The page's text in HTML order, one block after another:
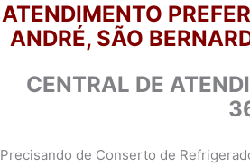
ATENDIMENTO
ANDRÉ, SÃO
CENTRAL DE
Precisando de Conserto de